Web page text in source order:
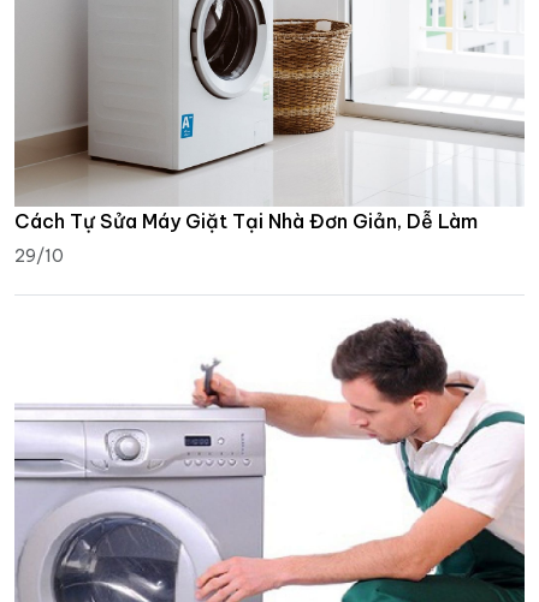
Cách Tự Sửa Máy Giặt Tại Nhà Đơn Giản, Dễ Làm
29/10